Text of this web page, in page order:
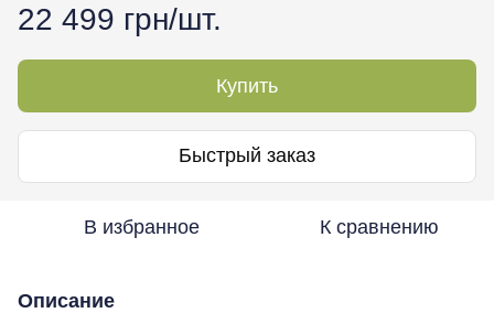
22 499 грн/шт.
Купить
Быстрый заказ
В избранное К сравнению
Описание